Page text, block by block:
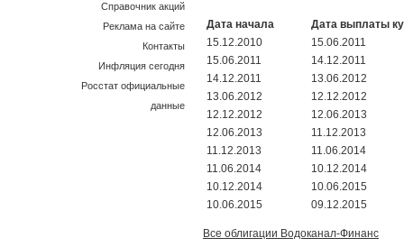
Дата начала
Дата выплаты
15.12.2010
15.06.2011
15.06.2011
14.12.2011
14.12.2011
13.06.2012
13.06.2012
12.12.2012
12.12.2012
12.06.2013
12.06.2013
11.12.2013
11.12.2013
11.06.2014
11.06.2014
10.12.2014
10.12.2014
10.06.2015
10.06.2015
09.12.2015
Все облигации Водоканал-Финанс
Справочник акций
Реклама на сайте
Контакты
Инфляция сегодня
Росстат официальные
данные